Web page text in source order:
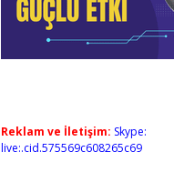
Reklam ve İletişim: Skype:
live:.cid.575569c608265c69